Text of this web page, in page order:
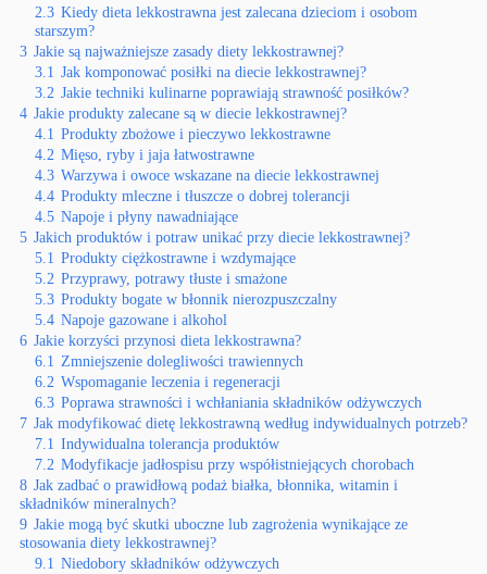
2.3 Kiedy dieta lekkostrawna jest zalecana dzieciom i osobom
starszym?
3 Jakie są najważniejsze zasady diety lekkostrawnej?
3.1 Jak komponować posiłki na diecie lekkostrawnej?
3.2 Jakie techniki kulinarne poprawiają strawność posiłków?
4 Jakie produkty zalecane są w diecie lekkostrawnej?
4.1 Produkty zbożowe i pieczywo lekkostrawne
4.2 Mięso, ryby i jaja łatwostrawne
4.3 Warzywa i owoce wskazane na diecie lekkostrawnej
4.4 Produkty mleczne i tłuszcze o dobrej tolerancji
4.5 Napoje i płyny nawadniające
5 Jakich produktów i potraw unikać przy diecie lekkostrawnej?
5.1 Produkty ciężkostrawne i wzdymające
5.2 Przyprawy, potrawy tłuste i smażone
5.3 Produkty bogate w błonnik nierozpuszczalny
5.4 Napoje gazowane i alkohol
6 Jakie korzyści przynosi dieta lekkostrawna?
6.1 Zmniejszenie dolegliwości trawiennych
6.2 Wspomaganie leczenia i regeneracji
6.3 Poprawa strawności i wchłaniania składników odżywczych
7 Jak modyfikować dietę lekkostrawną według indywidualnych potrzeb?
7.1 Indywidualna tolerancja produktów
7.2 Modyfikacje jadłospisu przy współistniejących chorobach
8 Jak zadbać o prawidłową podaż białka, błonnika, witamin i
składników mineralnych?
9 Jakie mogą być skutki uboczne lub zagrożenia wynikające ze
stosowania diety lekkostrawnej?
9.1 Niedobory składników odżywczych